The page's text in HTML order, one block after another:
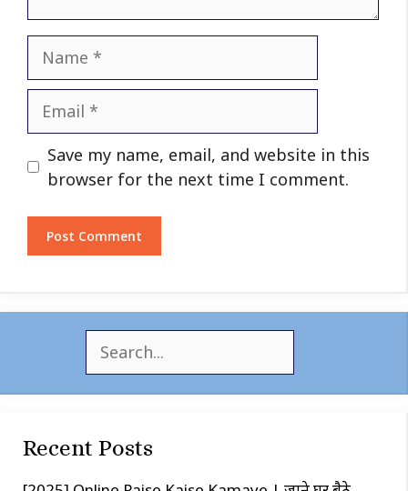
Name
Email
Website
Save my name, email, and website in this
browser for the next time I comment.
h
Recent Posts